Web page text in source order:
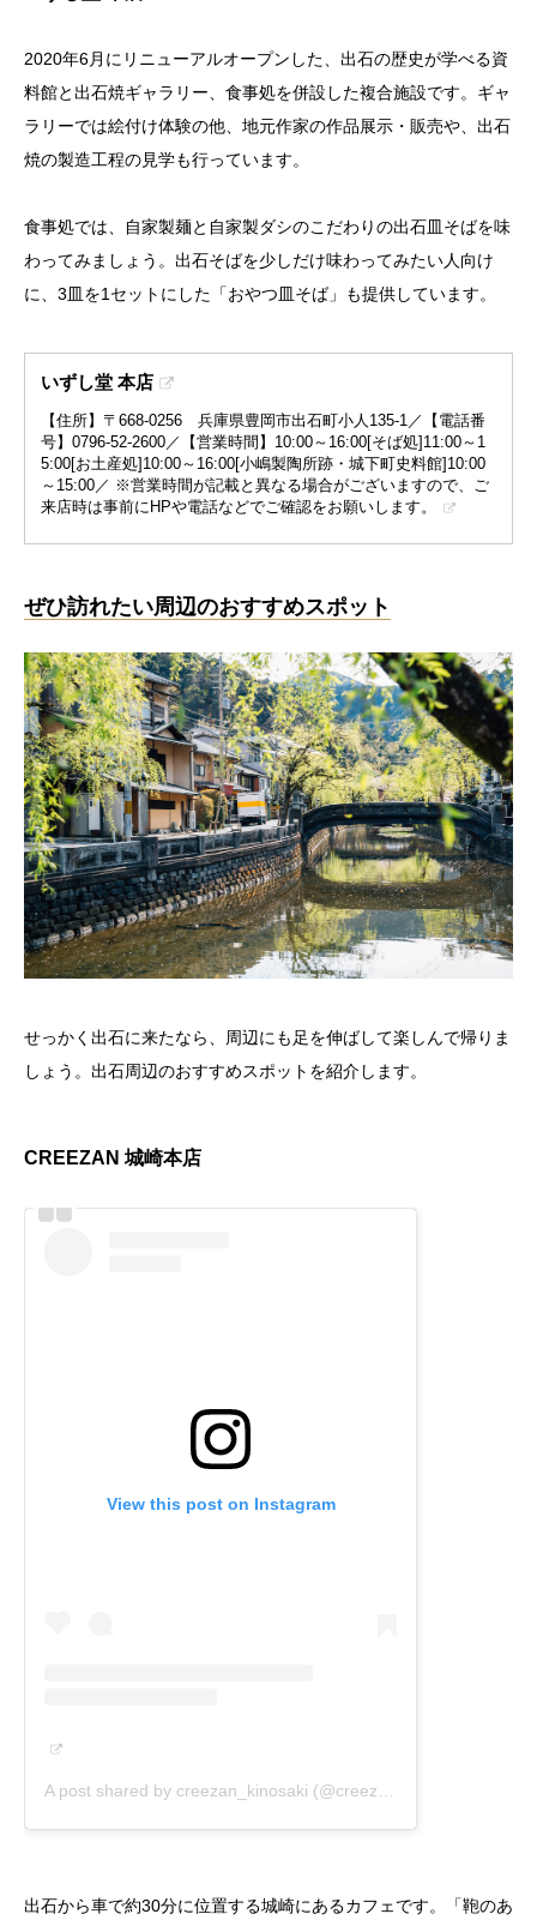
2020年6月にリニューアルオープンした、出石の歴史が学べる資
料館と出石焼ギャラリー、食事処を併設した複合施設です。ギャ
ラリーでは絵付け体験の他、地元作家の作品展示・販売や、出石
焼の製造工程の見学も行っています。
食事処では、自家製麺と自家製ダシのこだわりの出石皿そばを味
わってみましょう。出石そばを少しだけ味わってみたい人向け
に、3皿を1セットにした「おやつ皿そば」も提供しています。
いずし堂 本店
【住所】〒668-0256 兵庫県豊岡市出石町小人135-1／【電話番
号】0796-52-2600／【営業時間】10:00～16:00[そば処]11:00～1
5:00[お土産処]10:00～16:00[小嶋製陶所跡・城下町史料館]10:00
～15:00／ ※営業時間が記載と異なる場合がございますので、ご
来店時は事前にHPや電話などでご確認をお願いします。
ぜひ訪れたい周辺のおすすめスポット
せっかく出石に来たなら、周辺にも足を伸ばして楽しんで帰りま
しょう。出石周辺のおすすめスポットを紹介します。
CREEZAN 城崎本店
View this post on Instagram
A post shared by creezan_kinosaki (@creezan_kinosaki)
出石から車で約30分に位置する城崎にあるカフェです。「鞄のあ